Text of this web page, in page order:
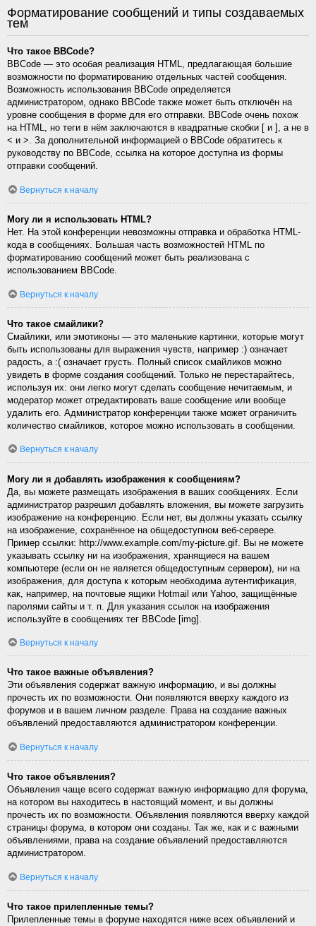
Форматирование сообщений и типы создаваемых
тем
Что такое BBCode?
BBCode — это особая реализация HTML, предлагающая большие
возможности по форматированию отдельных частей сообщения.
Возможность использования BBCode определяется
администратором, однако BBCode также может быть отключён на
уровне сообщения в форме для его отправки. BBCode очень похож
на HTML, но теги в нём заключаются в квадратные скобки [ и ], а не в
< и >. За дополнительной информацией о BBCode обратитесь к
руководству по BBCode, ссылка на которое доступна из формы
отправки сообщений.
Вернуться к началу
Могу ли я использовать HTML?
Нет. На этой конференции невозможны отправка и обработка HTML-
кода в сообщениях. Большая часть возможностей HTML по
форматированию сообщений может быть реализована с
использованием BBCode.
Вернуться к началу
Что такое смайлики?
Смайлики, или эмотиконы — это маленькие картинки, которые могут
быть использованы для выражения чувств, например :) означает
радость, а :( означает грусть. Полный список смайликов можно
увидеть в форме создания сообщений. Только не перестарайтесь,
используя их: они легко могут сделать сообщение нечитаемым, и
модератор может отредактировать ваше сообщение или вообще
удалить его. Администратор конференции также может ограничить
количество смайликов, которое можно использовать в сообщении.
Вернуться к началу
Могу ли я добавлять изображения к сообщениям?
Да, вы можете размещать изображения в ваших сообщениях. Если
администратор разрешил добавлять вложения, вы можете загрузить
изображение на конференцию. Если нет, вы должны указать ссылку
на изображение, сохранённое на общедоступном веб-сервере.
Пример ссылки: http://www.example.com/my-picture.gif. Вы не можете
указывать ссылку ни на изображения, хранящиеся на вашем
компьютере (если он не является общедоступным сервером), ни на
изображения, для доступа к которым необходима аутентификация,
как, например, на почтовые ящики Hotmail или Yahoo, защищённые
паролями сайты и т. п. Для указания ссылок на изображения
используйте в сообщениях тег BBCode [img].
Вернуться к началу
Что такое важные объявления?
Эти объявления содержат важную информацию, и вы должны
прочесть их по возможности. Они появляются вверху каждого из
форумов и в вашем личном разделе. Права на создание важных
объявлений предоставляются администратором конференции.
Вернуться к началу
Что такое объявления?
Объявления чаще всего содержат важную информацию для форума,
на котором вы находитесь в настоящий момент, и вы должны
прочесть их по возможности. Объявления появляются вверху каждой
страницы форума, в котором они созданы. Так же, как и с важными
объявлениями, права на создание объявлений предоставляются
администратором.
Вернуться к началу
Что такое прилепленные темы?
Прилепленные темы в форуме находятся ниже всех объявлений и